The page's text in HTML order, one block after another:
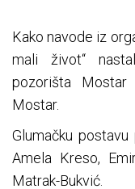
Kako navode iz
mali život“
pozorišta Mostar
Mostar.
Glumačku
Amela Kreso,
Matrak-Bukvić.